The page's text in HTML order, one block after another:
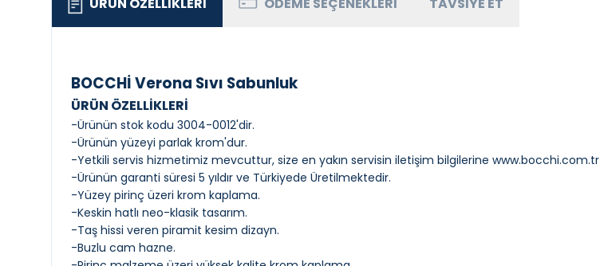
BOCCHİ Verona Sıvı Sabunluk
ÜRÜN ÖZELLİKLERİ
-Ürünün stok kodu 3004-0012'dir.
-Ürünün yüzeyi parlak krom'dur.
-Yetkili servis hizmetimiz mevcuttur, size en yakın servisin iletişim bilgilerine www.bocchi.com.tr
-Ürünün garanti süresi 5 yıldır ve Türkiyede Üretilmektedir.
-Yüzey pirinç üzeri krom kaplama.
-Keskin hatlı neo-klasik tasarım.
-Taş hissi veren piramit kesim dizayn.
-Buzlu cam hazne.